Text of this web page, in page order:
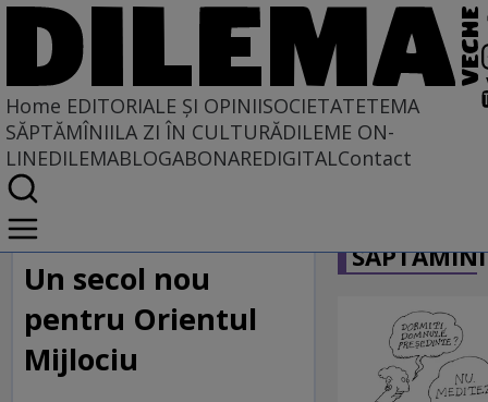
Home EDITORIALE ȘI OPINIISOCIETATETEMA
SĂPTĂMÎNIILA ZI ÎN CULTURĂDILEME ON-
LINEDILEMABLOGABONAREDIGITALContact
Home
EDITORIALE ȘI OPINII
PE CE LUME TRĂIM
Un secol nou
pentru Orientul
Mijlociu